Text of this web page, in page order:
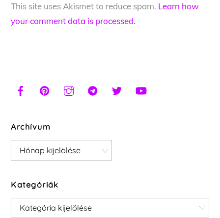
This site uses Akismet to reduce spam. Learn how
your comment data is processed.
Archívum
Archívum
Kategóriák
Kategóriák